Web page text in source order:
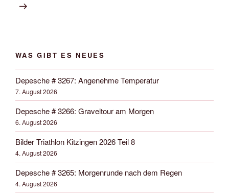
WAS GIBT ES NEUES
Depesche # 3267: Angenehme Temperatur
7. August 2026
Depesche # 3266: Graveltour am Morgen
6. August 2026
Bilder Triathlon Kitzingen 2026 Teil 8
4. August 2026
Depesche # 3265: Morgenrunde nach dem Regen
4. August 2026